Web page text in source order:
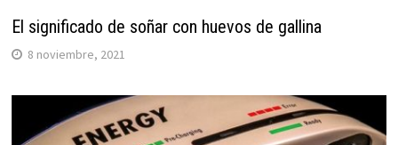
El significado de soñar con huevos de gallina
8 noviembre, 2021